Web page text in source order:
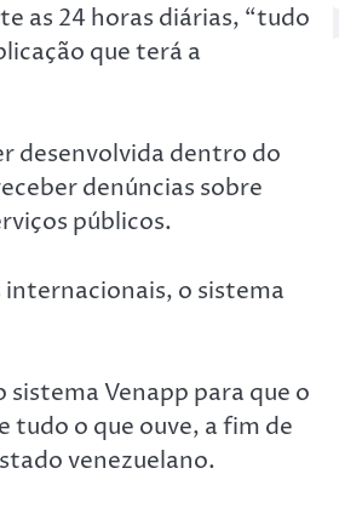
as 24 horas diárias, “tudo
que terá a
desenvolvida dentro do
denúncias sobre
públicos.
internacionais, o sistema
Venapp para que o
tudo o que ouve, a fim de
venezuelano.